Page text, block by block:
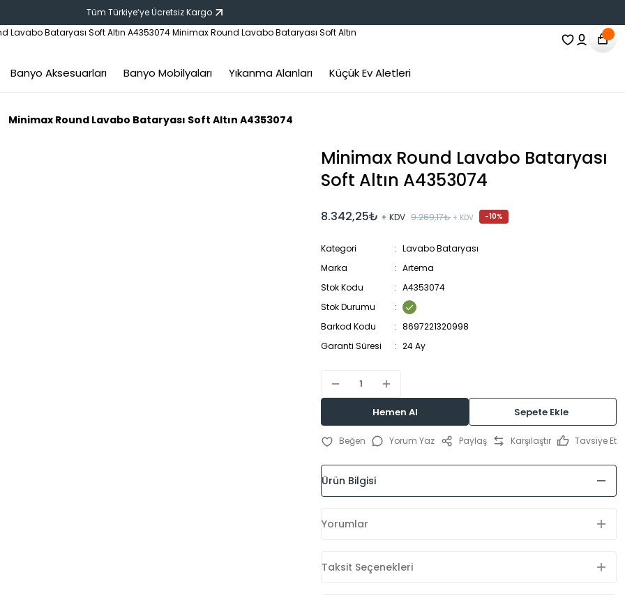
Tüm Türkiye‘ye Ücretsiz Kargo
Banyo Aksesuarları Banyo Mobilyaları Yıkanma Alanları Küçük Ev Aletleri
Minimax Round Lavabo Bataryası Soft Altın A4353074
Minimax Round Lavabo Bataryası
Soft Altın A4353074
8.342,25₺ + KDV 9.269,17₺ + KDV -10%
Kategori
Lavabo Bataryası
Marka
Artema
Stok Kodu
A4353074
Stok Durumu
Barkod Kodu
8697221320998
Garanti Süresi
24 Ay
Hemen Al Sepete Ekle
Yorum Yaz Paylaş Karşılaştır Tavsiye Et
Ürün Bilgisi
Yorumlar
Taksit Seçenekleri